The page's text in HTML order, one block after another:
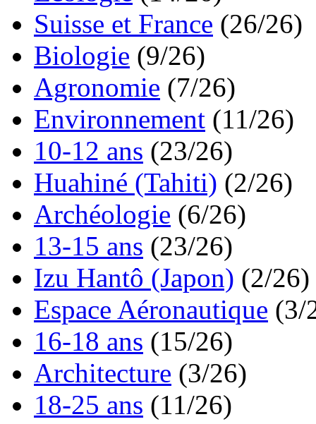
Suisse et France (26/26)
Biologie (9/26)
Agronomie (7/26)
Environnement (11/26)
10-12 ans (23/26)
Huahiné (Tahiti) (2/26)
Archéologie (6/26)
13-15 ans (23/26)
Izu Hantô (Japon) (2/26)
Espace Aéronautique (3/
16-18 ans (15/26)
Architecture (3/26)
18-25 ans (11/26)